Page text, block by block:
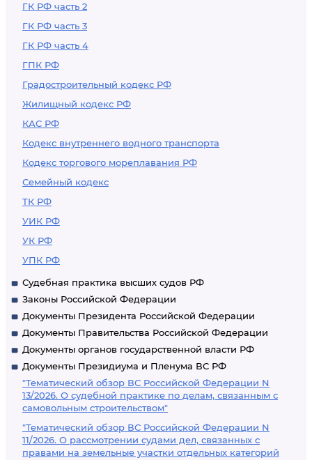
ГК РФ часть 2
ГК РФ часть 3
ГК РФ часть 4
ГПК РФ
Градостроительный кодекс РФ
Жилищный кодекс РФ
КАС РФ
Кодекс внутреннего водного транспорта
Кодекс торгового мореплавания РФ
Семейный кодекс
ТК РФ
УИК РФ
УК РФ
УПК РФ
Судебная практика высших судов РФ
Законы Российской Федерации
Документы Президента Российской Федерации
Документы Правительства Российской Федерации
Документы органов государственной власти РФ
Документы Президиума и Пленума ВС РФ
"Тематический обзор ВС Российской Федерации N
13/2026. О судебной практике по делам, связанным с
самовольным строительством"
"Тематический обзор ВС Российской Федерации N
11/2026. О рассмотрении судами дел, связанных с
правами на земельные участки отдельных категорий